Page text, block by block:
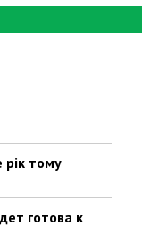
рік тому
готова к